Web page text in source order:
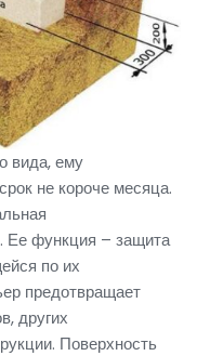
вида, ему
не короче месяца.
Ее функция – защита
по их
предотвращает
других
Поверхность